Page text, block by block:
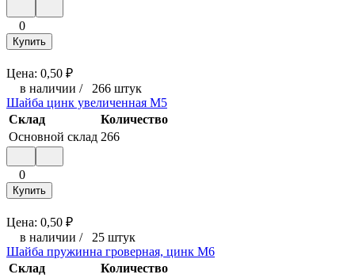
0
Купить
Цена: 0,50 ₽
в наличии / 266 штук
Шайба цинк увеличенная М5
Склад
Количество
Основной склад 266
0
Купить
Цена: 0,50 ₽
в наличии / 25 штук
Шайба пружинна гроверная, цинк М6
Склад
Количество